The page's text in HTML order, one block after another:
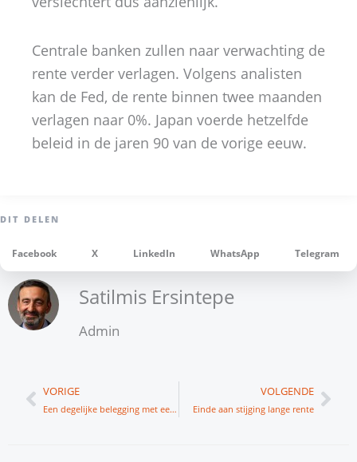
Centrale banken zullen naar verwachting de
rente verder verlagen. Volgens analisten
kan de Fed, de rente binnen twee maanden
verlagen naar 0%. Japan voerde hetzelfde
beleid in de jaren 90 van de vorige eeuw.
Facebook X LinkedIn WhatsApp Telegram
Satilmis Ersintepe
Admin
Vorige
VORIGE
Een degelijke belegging met een relatief stabiel rendement
VOLGENDE
Einde aan stijging lange rente